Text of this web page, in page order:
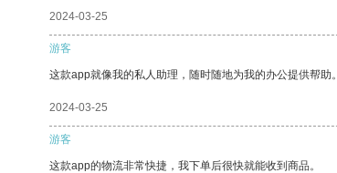
2024-03-25
游客
这款app就像我的私人助理，随时随地为我的办公提供帮助。
2024-03-25
游客
这款app的物流非常快捷，我下单后很快就能收到商品。